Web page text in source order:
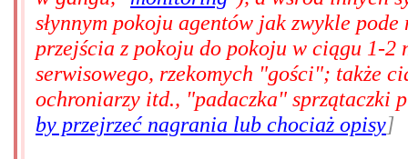
słynnym pokoju agentów jak zwykle
przejścia z pokoju do pokoju w ciągu 1-
serwisowego, rzekomych "gości"; także
ochroniarzy itd., "padaczka" sprzątaczki
by przejrzeć nagrania lub chociaż opisy]